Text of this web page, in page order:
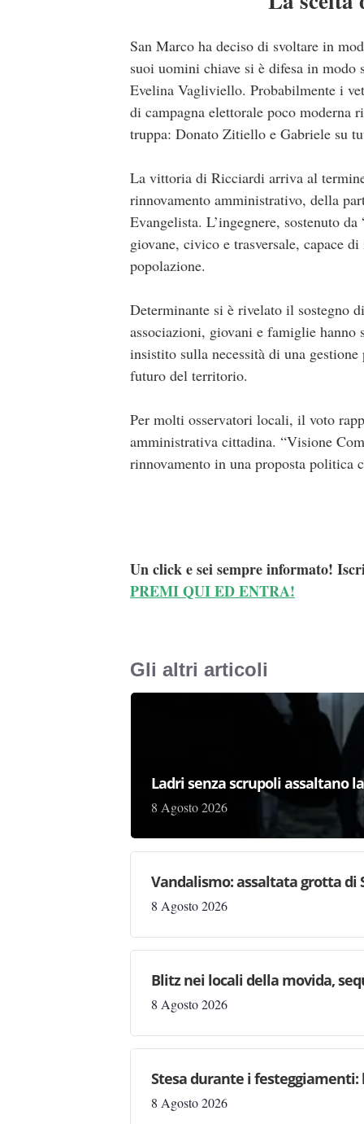
San Marco ha deciso di svoltare in
suoi uomini chiave si è difesa in modo
Evelina Vagliviello. Probabilmente i
di campagna elettorale poco moderna
truppa: Donato Zitiello e Gabriele su
La vittoria di Ricciardi arriva al
rinnovamento amministrativo, della
Evangelista. L’ingegnere, sostenuto
giovane, civico e trasversale, capace
popolazione.
Determinante si è rivelato il sostegno
associazioni, giovani e famiglie hanno
insistito sulla necessità di una
futuro del territorio.
Per molti osservatori locali, il voto
amministrativa cittadina. “Visione
rinnovamento in una proposta politica
Un click e sei sempre informato!
PREMI QUI ED ENTRA!
Gli altri articoli
Ladri senza scrupoli assaltano
8 Agosto 2026
Vandalismo: assaltata grotta di
8 Agosto 2026
Blitz nei locali della movida,
8 Agosto 2026
Stesa durante i
8 Agosto 2026